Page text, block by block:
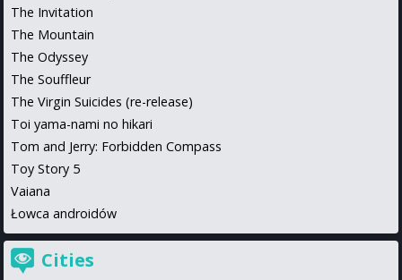
The Invitation
The Mountain
The Odyssey
The Souffleur
The Virgin Suicides (re-release)
Toi yama-nami no hikari
Tom and Jerry: Forbidden Compass
Toy Story 5
Vaiana
Łowca androidów
Cities